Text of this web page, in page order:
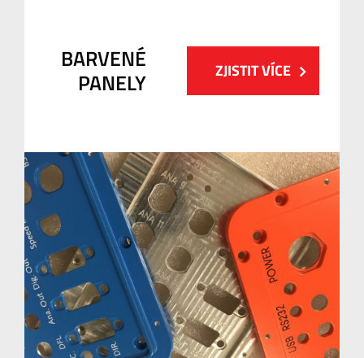
BARVENÉ
PANELY ZJISTIT VÍCE